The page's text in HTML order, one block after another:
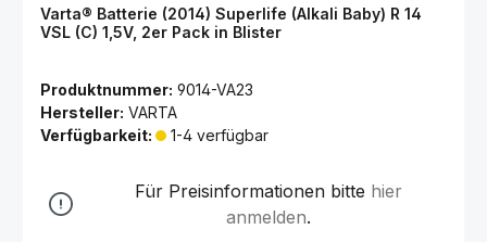
Varta® Batterie (2014) Superlife (Alkali Baby) R 14
VSL (C) 1,5V, 2er Pack in Blister
Produktnummer: 9014-VA23
Hersteller: VARTA
Verfügbarkeit:
1-4 verfügbar
Für Preisinformationen bitte hier
anmelden.